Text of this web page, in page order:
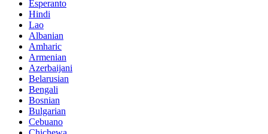
Esperanto
Hindi
Lao
Albanian
Amharic
Armenian
Azerbaijani
Belarusian
Bengali
Bosnian
Bulgarian
Cebuano